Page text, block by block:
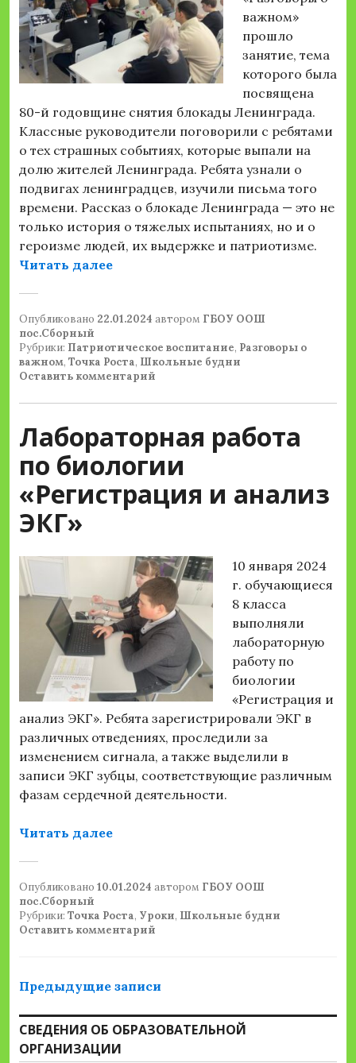
важном»
прошло
занятие, тема
которого была
посвящена
80-й годовщине снятия блокады Ленинграда.
Классные руководители поговорили с ребятами
о тех страшных событиях, которые выпали на
долю жителей Ленинграда. Ребята узнали о
подвигах ленинградцев, изучили письма того
времени. Рассказ о блокаде Ленинграда — это не
только история о тяжелых испытаниях, но и о
героизме людей, их выдержке и патриотизме.
Читать далее««Разговоры о важном»»
Опубликовано 22.01.2024 автором ГБОУ ООШ
пос.Сборный
Рубрики: Патриотическое воспитание, Разговоры о
важном, Точка Роста, Школьные будни
Оставить комментарий
Лабораторная работа
по биологии
«Регистрация и анализ
ЭКГ»
10 января 2024
г. обучающиеся
8 класса
выполняли
лабораторную
работу по
биологии
«Регистрация и
анализ ЭКГ». Ребята зарегистрировали ЭКГ в
различных отведениях, проследили за
изменением сигнала, а также выделили в
записи ЭКГ зубцы, соответствующие различным
фазам сердечной деятельности.
Читать далее«Лабораторная работа по
Опубликовано 10.01.2024 автором ГБОУ ООШ
пос.Сборный
Рубрики: Точка Роста, Уроки, Школьные будни
Оставить комментарий
Навигация
по
записям
Предыдущие записи
СВЕДЕНИЯ ОБ ОБРАЗОВАТЕЛЬНОЙ
ОРГАНИЗАЦИИ